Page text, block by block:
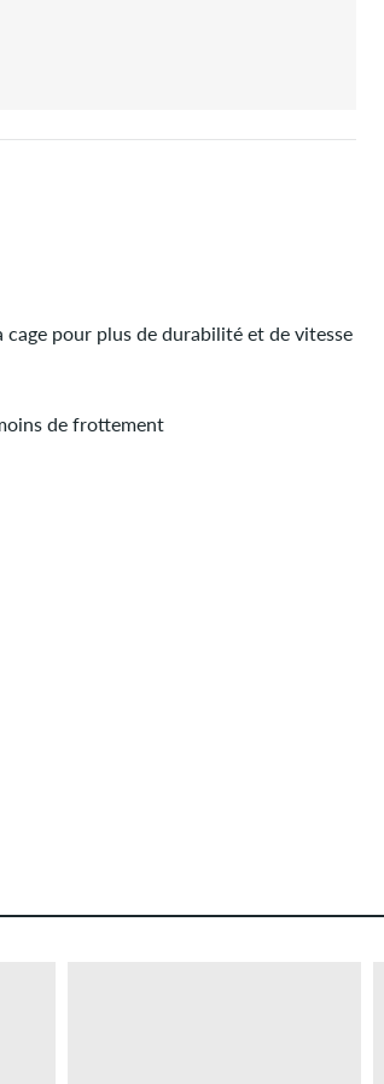
pour plus de durabilité et de vitesse
de frottement